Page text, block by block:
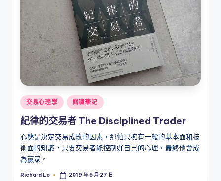
Posted
in
交易心理學 閱讀筆記
紀律的交易者 The Disciplined Trader
心態是決定交易成敗的因素，那怕只擁有一般的基本面和技
術面的知識，只要交易者能控制好自己的心理，最終他會成
為贏家。
Posted
Richard Lo 2019 年 5 月 27 日